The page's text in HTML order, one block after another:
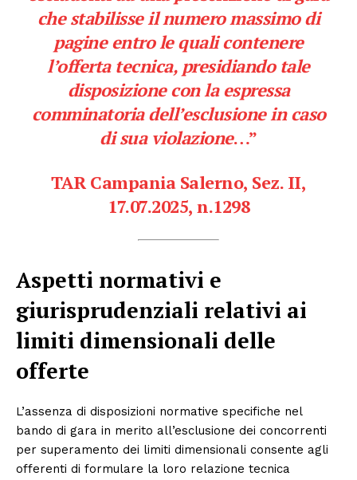
che stabilisse il numero massimo di
pagine entro le quali contenere
l’offerta tecnica, presidiando tale
disposizione con la espressa
comminatoria dell’esclusione in caso
di sua violazione…”
TAR Campania Salerno, Sez. II,
17.07.2025, n.1298
Aspetti normativi e
giurisprudenziali relativi ai
limiti dimensionali delle
offerte
L’assenza di disposizioni normative specifiche nel
bando di gara in merito all’esclusione dei concorrenti
per superamento dei limiti dimensionali consente agli
offerenti di formulare la loro relazione tecnica